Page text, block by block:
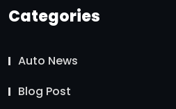
Categories
Auto News
Blog Post